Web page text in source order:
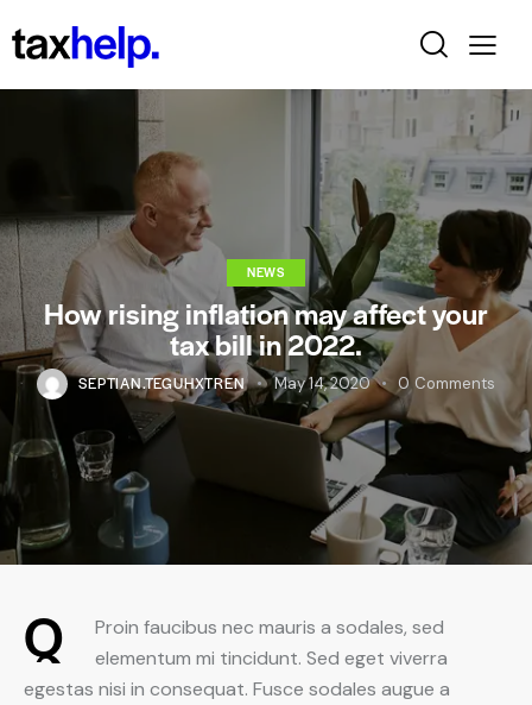
NEWS
How rising inflation may affect your
tax bill in 2022.
SEPTIAN.TEGUHXTREN May 14, 2020 0 Comments
Q
Proin faucibus nec mauris a sodales, sed
elementum mi tincidunt. Sed eget viverra
egestas nisi in consequat. Fusce sodales augue a